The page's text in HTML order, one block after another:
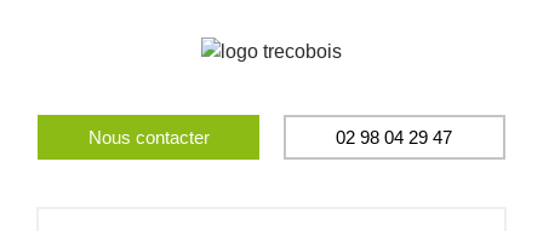
Nous contacter 02 98 04 29 47